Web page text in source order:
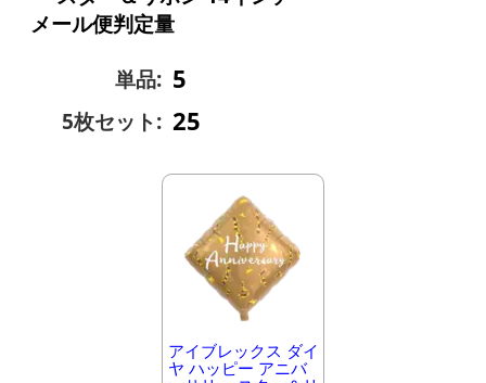
メール便判定量
単品: 5
5枚セット: 25
アイブレックス ダイ
ヤ ハッピー アニバ